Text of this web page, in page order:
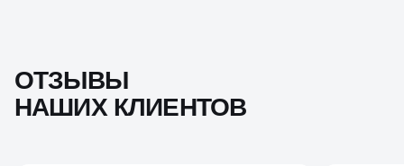
ОТЗЫВЫ
НАШИХ КЛИЕНТОВ